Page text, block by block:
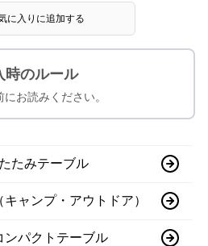
に入りに追加する
時のルール
お読みください。
たみテーブル
ャンプ・アウトドア）
ンパクトテーブル